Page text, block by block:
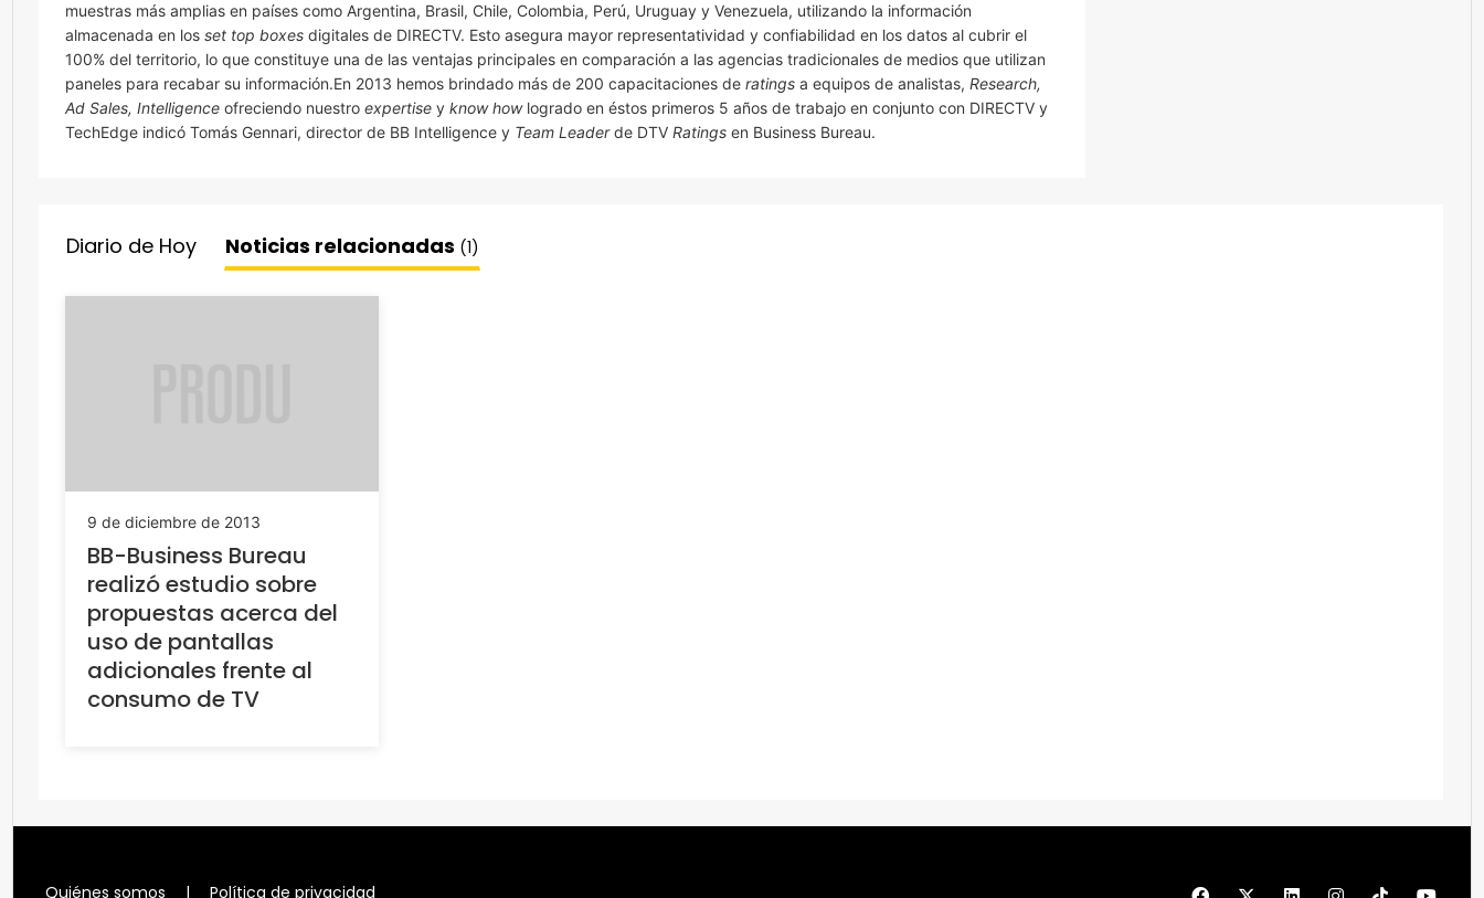
muestras más amplias en países como Argentina, Brasil, Chile, Colombia, Perú, Uruguay y Venezuela, utilizando la información
almacenada en los set top boxes digitales de DIRECTV. Esto asegura mayor representatividad y confiabilidad en los datos al cubrir el
100% del territorio, lo que constituye una de las ventajas principales en comparación a las agencias tradicionales de medios que utilizan
paneles para recabar su información.En 2013 hemos brindado más de 200 capacitaciones de ratings a equipos de analistas, Research,
Ad Sales, Intelligence ofreciendo nuestro expertise y know howlogrado en éstos primeros 5 años de trabajo en conjunto con DIRECTV y
TechEdge indicó Tomás Gennari, director de BB Intelligence y Team Leaderde DTV Ratings en Business Bureau.
Diario de Hoy Noticias relacionadas (1)
9 de diciembre de 2013
BB-Business Bureau
realizó estudio sobre
propuestas acerca del
uso de pantallas
adicionales frente al
consumo de TV
Quiénes somos | Política de privacidad